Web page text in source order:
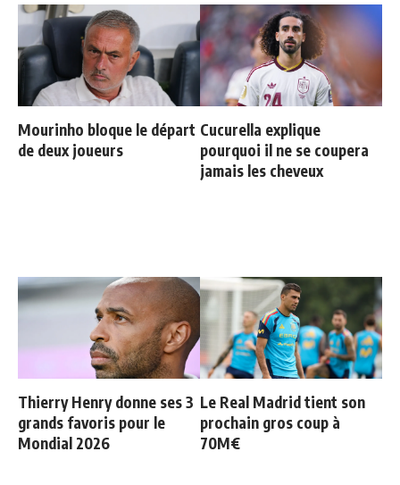
Mourinho bloque le départ
de deux joueurs
Cucurella explique
pourquoi il ne se coupera
jamais les cheveux
Thierry Henry donne ses 3
grands favoris pour le
Mondial 2026
Le Real Madrid tient son
prochain gros coup à
70M€